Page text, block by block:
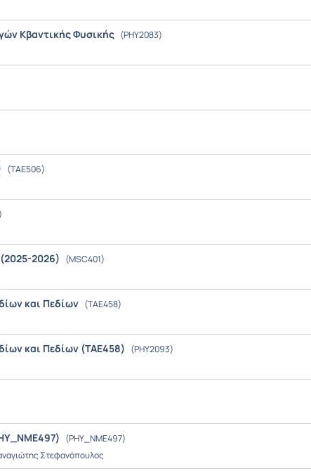
Κβαντικής Φυσικής (PHY2083)
(TAE506)
2026) (MSC401)
και Πεδίων (TAE458)
και Πεδίων (TAE458) (PHY2093)
(PHY_NME497)
Στεφανόπουλος